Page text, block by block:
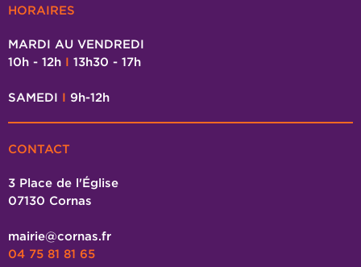
HORAIRES
MARDI AU VENDREDI
10h - 12h I 13h30 - 17h
SAMEDI I 9h-12h
CONTACT
3 Place de l'Église
07130 Cornas
mairie@cornas.fr
04 75 81 81 65